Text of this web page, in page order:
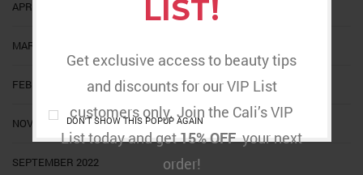
LIST!
Get exclusive access to beauty tips
and discounts for our VIP List
customers only. Join the Cali’s VIP
List today and get15% OFFyour next
order!
DON'T SHOW THIS POPUP AGAIN
APRIL 2023
MARCH 2023
FEBRUARY 2023
NOVEMBER 2022
SEPTEMBER 2022